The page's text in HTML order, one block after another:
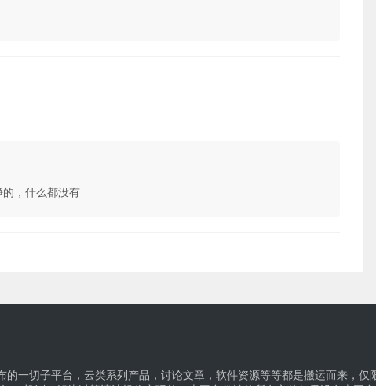
，什么都没有
一切子平台，云类系列产品，讨论文章，软件资源等等都是搬运而来，